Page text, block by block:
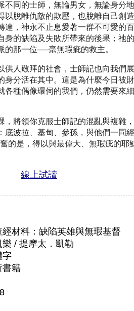
不同的士師，無論男女，無論身分
以脫離仇敵的欺壓，也脫離自己創
達，神永不止息愛著一群不可愛的
身的缺陷及失敗所帶來的後果；祂
的那一位──毫無瑕疵的救主。
供人敬拜的社會，士師記也向我們
身分活在其中。這是為什麼今日被
各種偶像環伺的我們，仍然需要來
，將領你克服士師記的混亂與複雜
底波拉、基甸、參孫，與他們一同
的是，得以與最偉大、無瑕疵的耶
線上試讀
材料：缺陷英雄與無瑕基督
/ 提摩太．凱勒
字
書籍